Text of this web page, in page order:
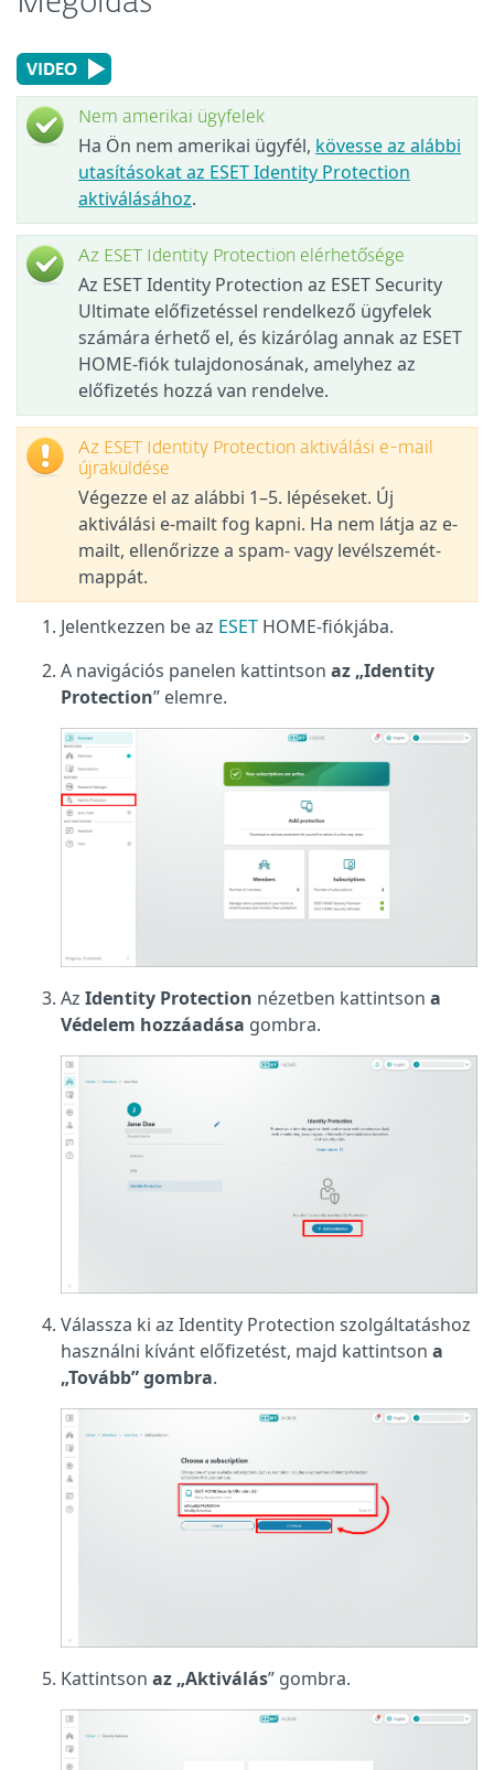
Nem amerikai ügyfelek
Ha Ön nem amerikai ügyfél, kövesse az alábbi
utasításokat az ESET Identity Protection
aktiválásához.
Az ESET Identity Protection elérhetősége
Az ESET Identity Protection az ESET Security
Ultimate előfizetéssel rendelkező ügyfelek
számára érhető el, és kizárólag annak az ESET
HOME-fiók tulajdonosának, amelyhez az
előfizetés hozzá van rendelve.
Az ESET Identity Protection aktiválási e-mail
újraküldése
Végezze el az alábbi 1–5. lépéseket. Új
aktiválási e-mailt fog kapni. Ha nem látja az e-
mailt, ellenőrizze a spam- vagy levélszemét-
mappát.
Jelentkezzen be az ESET HOME-fiókjába.
A navigációs panelen kattintson az „Identity
Protection” elemre.
Az Identity Protection nézetben kattintson a
Védelem hozzáadása gombra.
Válassza ki az Identity Protection szolgáltatáshoz
használni kívánt előfizetést, majd kattintson a
„Tovább” gombra.
Kattintson az „Aktiválás” gombra.